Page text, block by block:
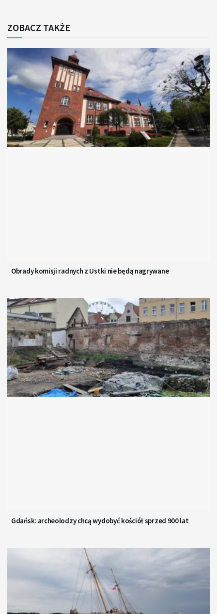
ZOBACZ TAKŻE
Obrady komisji radnych z Ustki nie będą nagrywane
Gdańsk: archeolodzy chcą wydobyć kościół sprzed 900 lat